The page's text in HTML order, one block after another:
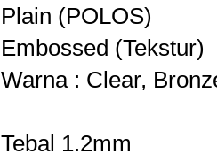
Plain (POLOS)
Embossed (Tekstur)
Warna : Clear,
Tebal 1.2mm